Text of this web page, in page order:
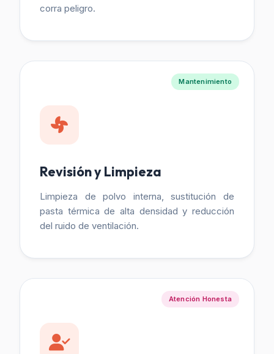
corra peligro.
Mantenimiento
Revisión y Limpieza
Limpieza de polvo interna, sustitución de
pasta térmica de alta densidad y reducción
del ruido de ventilación.
Atención Honesta